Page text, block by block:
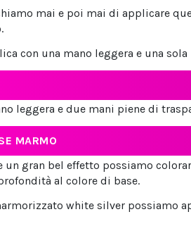
mai e poi mai di applicare
con una mano leggera e una
leggera e due mani piene di
MARMO
un gran bel effetto possiamo
al colore di base.
white silver possiamo